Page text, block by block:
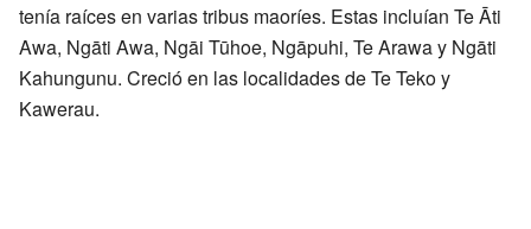
tenía raíces en varias tribus maoríes. Estas incluían Te Āti
Awa, Ngāti Awa, Ngāi Tūhoe, Ngāpuhi, Te Arawa y Ngāti
Kahungunu. Creció en las localidades de Te Teko y
Kawerau.